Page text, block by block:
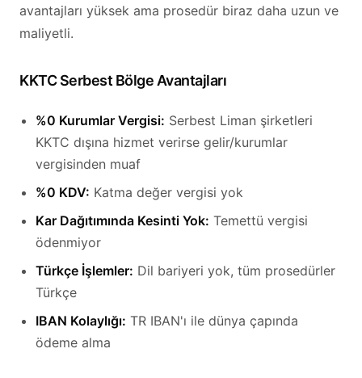
avantajları yüksek ama prosedür biraz daha uzun ve
maliyetli.
KKTC Serbest Bölge Avantajları
%0 Kurumlar Vergisi: Serbest Liman şirketleri
KKTC dışına hizmet verirse gelir/kurumlar
vergisinden muaf
%0 KDV: Katma değer vergisi yok
Kar Dağıtımında Kesinti Yok: Temettü vergisi
ödenmiyor
Türkçe İşlemler: Dil bariyeri yok, tüm prosedürler
Türkçe
IBAN Kolaylığı: TR IBAN'ı ile dünya çapında
ödeme alma